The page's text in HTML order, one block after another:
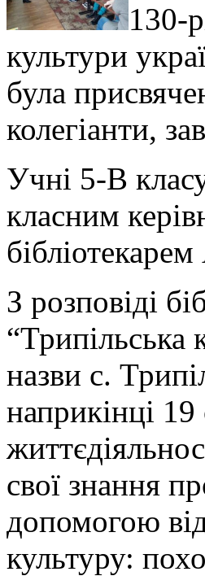
130-
культури
була
колегіанти,
Учні 5-В
класним
З розповіді
“Трипільська
назви с.
наприкінці
свої знання
допомогою
культуру: